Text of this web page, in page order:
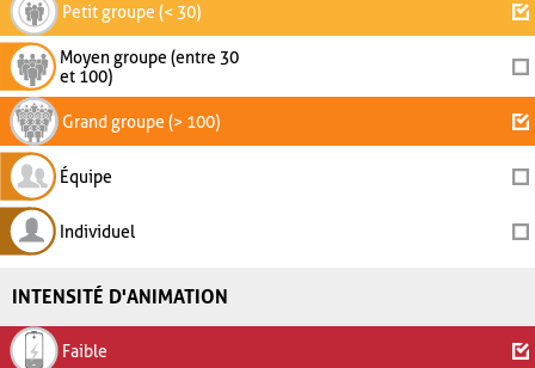
Petit groupe (< 30)
Moyen groupe (entre 30
et 100)
Grand groupe (> 100)
Équipe
Individuel
INTENSITÉ D'ANIMATION
Faible